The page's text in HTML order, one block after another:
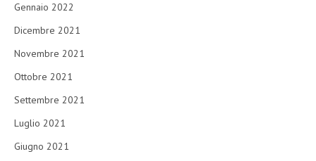
Gennaio 2022
Dicembre 2021
Novembre 2021
Ottobre 2021
Settembre 2021
Luglio 2021
Giugno 2021